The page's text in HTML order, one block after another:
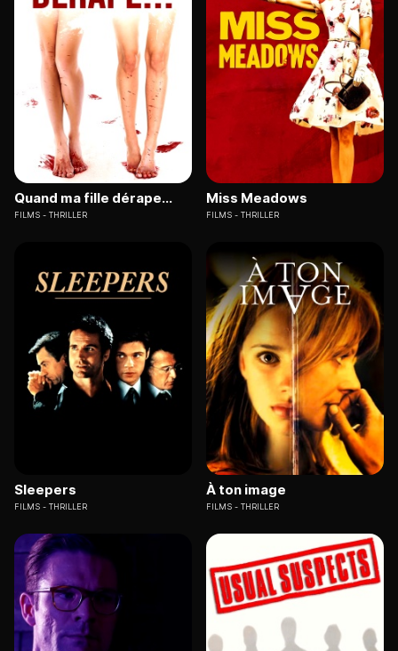
Quand ma fille dérape...
FILMS THRILLER
Miss Meadows
FILMS THRILLER
Sleepers
FILMS THRILLER
À ton image
FILMS THRILLER